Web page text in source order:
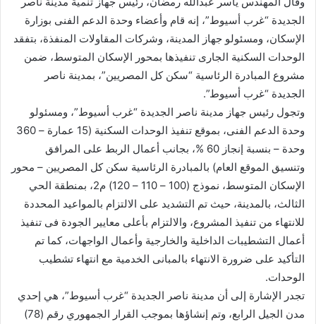
الجديدة “غرب أسيوط”، إنه قام وأعضاء وحدة الدعم الفنى بوزارة
الإسكان، ومسئولو جهاز المدينة، وشركات المقاولات المنفذة، بتفقد
الوحدات السكنية الجارى تنفيذها بمحور الإسكان المتوسط، ضمن
مشروع المبادرة الرئاسية “سكن كل المصريين”، بمدينة ناصر
الجديدة “غرب أسيوط”.
وتجول رئيس جهاز مدينة ناصر الجديدة “غرب أسيوط”، ومسئولو
وحدة الدعم الفنى، بموقع تنفيذ الوحدات السكنية (15 عمارة – 360
وحدة – بنسبة إنجاز 60 %، بجانب أعمال الربط على المرافق
وتنسيق الموقع العام) بالمبادرة الرئاسية سكن كل المصريين – محور
الإسكان المتوسط، نموذج (100 – 110 – 120) م2، بمنطقة الحي
الثالث، بالمدينة، حيث تم التشديد على الالتزام بالمواعيد المحددة
للانتهاء من تنفيذ المشروع، والالتزام بأعلى معايير الجودة فى تنفيذ
أعمال التشطيبات الداخلية والخارجية وأعمال الواجهات، كما تم
التأكيد على ضرورة الانتهاء بالمبانى الخدمية مع انتهاء تشطيب
الوحدات.
تجدر الإشارة إلى أن مدينة ناصر الجديدة “غرب أسيوط”، هي إحدي
مدن الجيل الرابع، وتم إنشاؤها بموجب القرار الجمهوري رقم (78)